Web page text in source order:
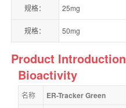
规格： 25mg
规格： 50mg
Product Introduction
Bioactivity
名称 ER-Tracker Green